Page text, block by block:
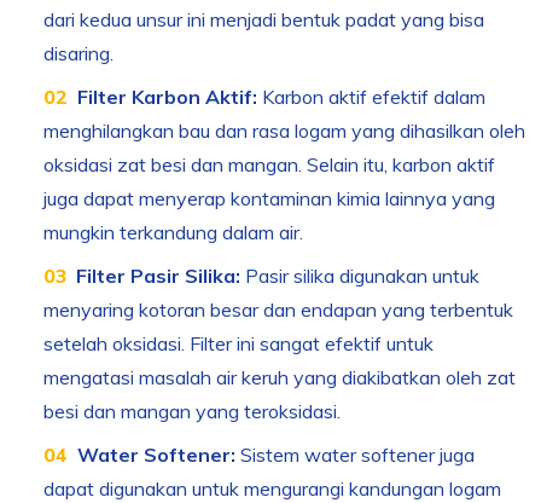
dari kedua unsur ini menjadi bentuk padat yang bisa
disaring.
Filter Karbon Aktif: Karbon aktif efektif dalam
menghilangkan bau dan rasa logam yang dihasilkan oleh
oksidasi zat besi dan mangan. Selain itu, karbon aktif
juga dapat menyerap kontaminan kimia lainnya yang
mungkin terkandung dalam air.
Filter Pasir Silika: Pasir silika digunakan untuk
menyaring kotoran besar dan endapan yang terbentuk
setelah oksidasi. Filter ini sangat efektif untuk
mengatasi masalah air keruh yang diakibatkan oleh zat
besi dan mangan yang teroksidasi.
Water Softener: Sistem water softener juga
dapat digunakan untuk mengurangi kandungan logam